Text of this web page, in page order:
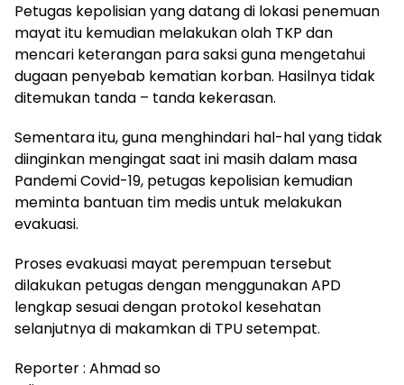
Petugas kepolisian yang datang di lokasi penemuan
mayat itu kemudian melakukan olah TKP dan
mencari keterangan para saksi guna mengetahui
dugaan penyebab kematian korban. Hasilnya tidak
ditemukan tanda – tanda kekerasan.
Sementara itu, guna menghindari hal-hal yang tidak
diinginkan mengingat saat ini masih dalam masa
Pandemi Covid-19, petugas kepolisian kemudian
meminta bantuan tim medis untuk melakukan
evakuasi.
Proses evakuasi mayat perempuan tersebut
dilakukan petugas dengan menggunakan APD
lengkap sesuai dengan protokol kesehatan
selanjutnya di makamkan di TPU setempat.
Reporter : Ahmad so